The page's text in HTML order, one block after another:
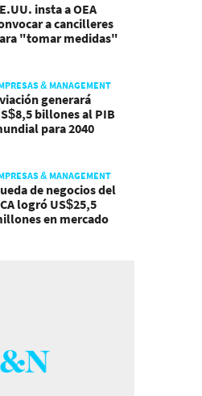
insta a OEA
a cancilleres
"tomar medidas"
& MANAGEMENT
generará
billones al PIB
para 2040
& MANAGEMENT
de negocios del
logró US$25,5
en mercado